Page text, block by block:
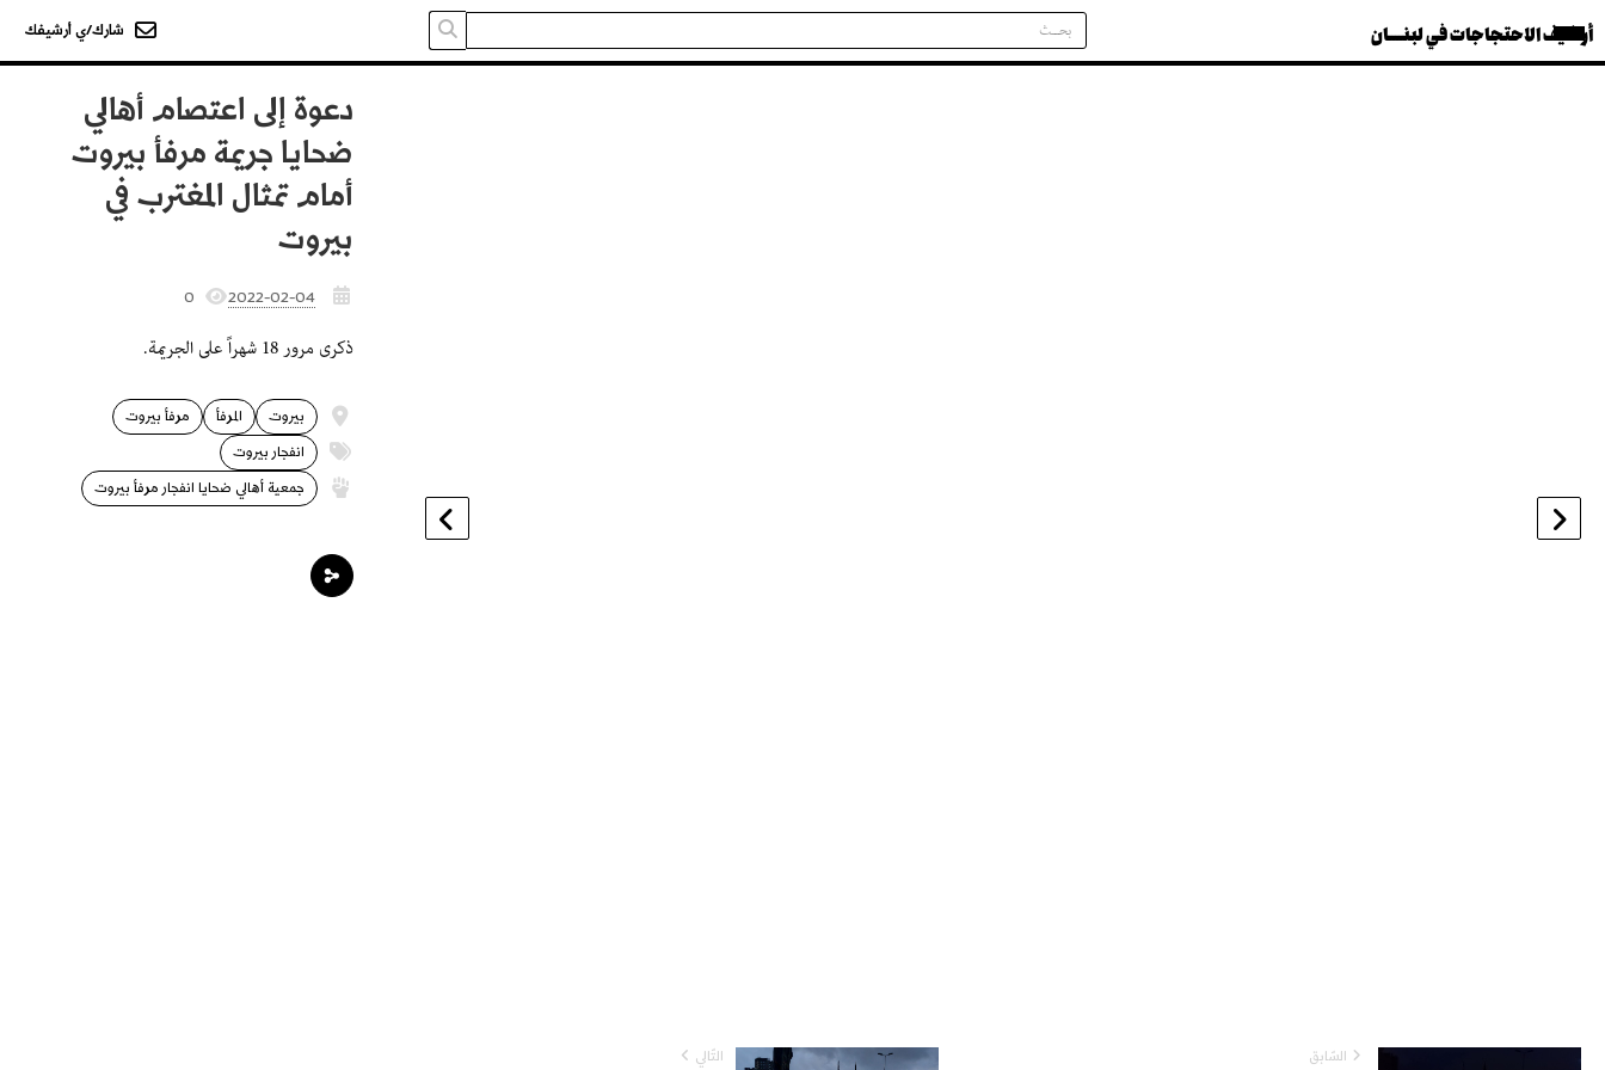
أرشيف الاحتجاجات في لبنــــان شارك/ي أرشيفك
‹
›
دعوة إلى اعتصام أهالي
ضحايا جريمة مرفأ بيروت
أمام تمثال المغترب في
بيروت
2022-02-04
0
ذكرى مرور 18 شهراً على الجريمة.
المرفأ بيروت
مرفأ بيروت
انفجار بيروت
جمعية أهالي ضحايا انفجار مرفأ بيروت
السّابق التّالي